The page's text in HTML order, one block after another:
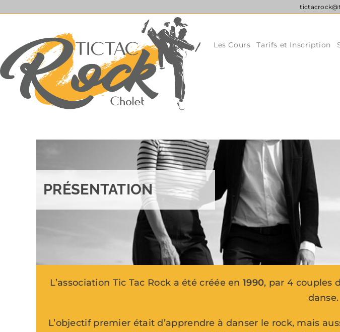
Les Cours Tarifs et Inscription
PRÉSENTATION
L’association Tic Tac Rock a été créée en1990, par 4 couples
danse.
L’objectif premier était d’apprendre à danser le rock, mais